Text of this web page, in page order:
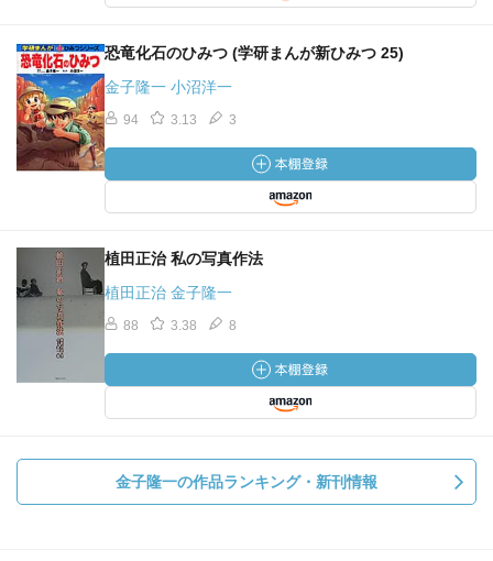
恐竜化石のひみつ (学研まんが新ひみつ 25)
金子隆一 小沼洋一
94 3.13 3
植田正治 私の写真作法
植田正治 金子隆一
88 3.38 8
金子隆一の作品ランキング・新刊情報